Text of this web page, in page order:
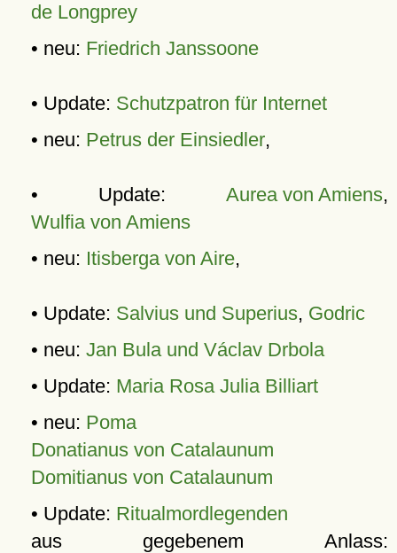
de Longprey
• neu: Friedrich Janssoone
• Update: Schutzpatron für Internet
• neu: Petrus der Einsiedler,
• Update: Aurea von Amiens,
Wulfia von Amiens
• neu: Itisberga von Aire,
• Update: Salvius und Superius, Godric
• neu: Jan Bula und Václav Drbola
• Update: Maria Rosa Julia Billiart
• neu: Poma
Donatianus von Catalaunum
Domitianus von Catalaunum
• Update: Ritualmordlegenden
aus gegebenem Anlass: